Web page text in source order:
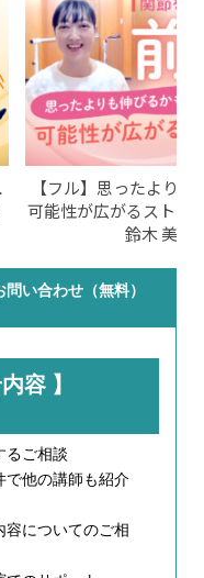
【フル】思ったよりも
可能性が広がるスト
鈴木 美考
い合わせ（無料）
容 】
るご相談
で他の講師も紹介
容についてのご相